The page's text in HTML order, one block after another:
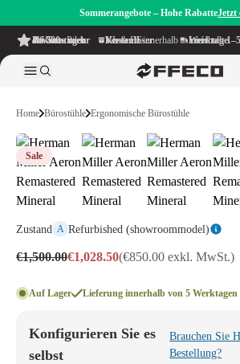
Sommerangebote – Hohe RabatteJetzt
4.6/5
aus mehr als 500 Bewertungen
auf TrustPilot Kostenloser Versand
innerhalb NL & BE Lieferzeit innerhalb
1–5 Werktage
Home Bürostühle Ergonomische Bürostühle
Sale
Zustand A Refurbished (showroommodel)
€1,500.00€1,028.50(€850.00 exkl. MwSt.)
Auf Lager Lieferung innerhalb von 5 Werktagen
Konfigurieren Sie es
selbst
Brauchen Sie
Bestellung?